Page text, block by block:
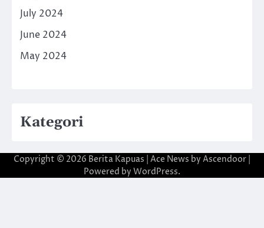
July 2024
June 2024
May 2024
Kategori
Copyright © 2026 Berita Kapuas | Ace News by Ascendoor
Powered by WordPress.